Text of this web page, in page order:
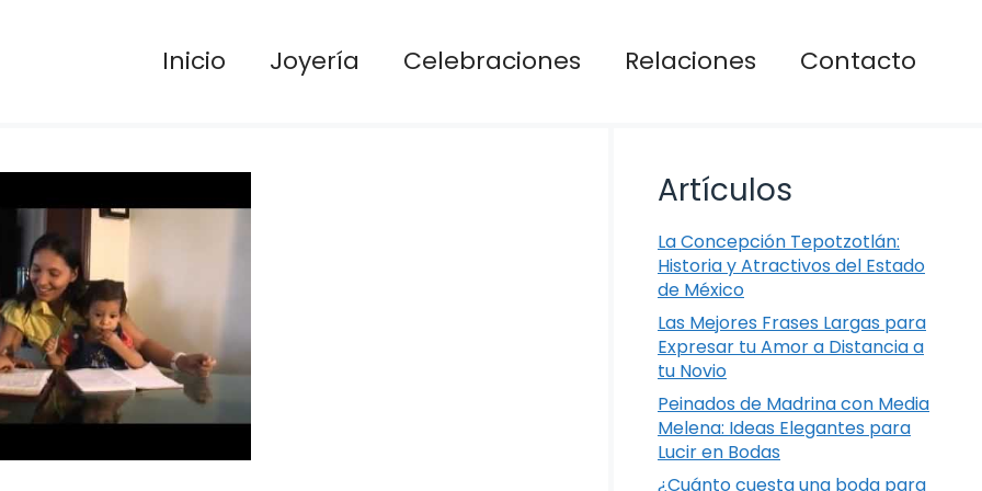
Inicio Joyería Celebraciones Relaciones Contacto
Artículos
La Concepción Tepotzotlán:
Historia y Atractivos del Estado
de México
Las Mejores Frases Largas para
Expresar tu Amor a Distancia a
tu Novio
Peinados de Madrina con Media
Melena: Ideas Elegantes para
Lucir en Bodas
¿Cuánto cuesta una boda para